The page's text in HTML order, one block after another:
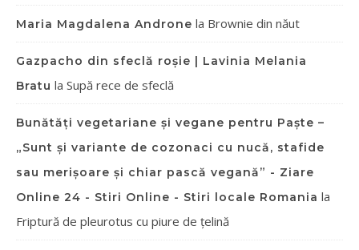
Maria Magdalena Androne la Brownie din năut
Gazpacho din sfeclă roșie | Lavinia Melania
Bratu la Supă rece de sfeclă
Bunătăți vegetariane și vegane pentru Paște –
„Sunt și variante de cozonaci cu nucă, stafide
sau merișoare și chiar pască vegană” - Ziare
Online 24 - Stiri Online - Stiri locale Romania la
Friptură de pleurotus cu piure de țelină